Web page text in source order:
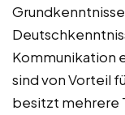
Kommunikation
sind von Vorteil
besitzt mehrere